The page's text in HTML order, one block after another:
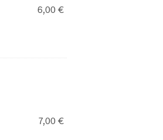
6,00€
7,00€